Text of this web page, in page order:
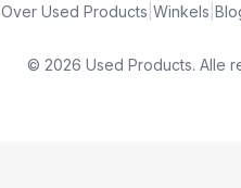
Over Used Products Winkels
© 2026 Used Products. Alle